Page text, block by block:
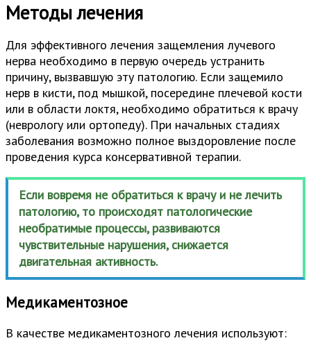
Методы лечения
Для эффективного лечения защемления лучевого
нерва необходимо в первую очередь устранить
причину, вызвавшую эту патологию. Если защемило
нерв в кисти, под мышкой, посередине плечевой кости
или в области локтя, необходимо обратиться к врачу
(неврологу или ортопеду). При начальных стадиях
заболевания возможно полное выздоровление после
проведения курса консервативной терапии.
Если вовремя не обратиться к врачу и не лечить
патологию, то происходят патологические
необратимые процессы, развиваются
чувствительные нарушения, снижается
двигательная активность.
Медикаментозное
В качестве медикаментозного лечения используют: